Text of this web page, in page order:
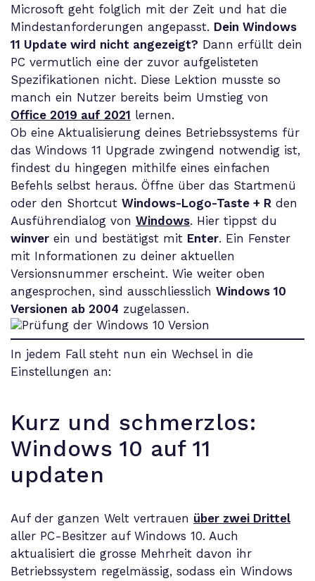
Microsoft geht folglich mit der Zeit und hat die
Mindestanforderungen angepasst. Dein Windows
11 Update wird nicht angezeigt? Dann erfüllt dein
PC vermutlich eine der zuvor aufgelisteten
Spezifikationen nicht. Diese Lektion musste so
manch ein Nutzer bereits beim Umstieg von
Office 2019 auf 2021 lernen.
Ob eine Aktualisierung deines Betriebssystems für
das Windows 11 Upgrade zwingend notwendig ist,
findest du hingegen mithilfe eines einfachen
Befehls selbst heraus. Öffne über das Startmenü
oder den Shortcut Windows-Logo-Taste + R den
Ausführendialog von Windows. Hier tippst du
winver ein und bestätigst mit Enter. Ein Fenster
mit Informationen zu deiner aktuellen
Versionsnummer erscheint. Wie weiter oben
angesprochen, sind ausschliesslich Windows 10
Versionen ab 2004 zugelassen.
In jedem Fall steht nun ein Wechsel in die
Einstellungen an:
Kurz und schmerzlos:
Windows 10 auf 11
updaten
Auf der ganzen Welt vertrauen über zwei Drittel
aller PC-Besitzer auf Windows 10. Auch
aktualisiert die grosse Mehrheit davon ihr
Betriebssystem regelmässig, sodass ein Windows